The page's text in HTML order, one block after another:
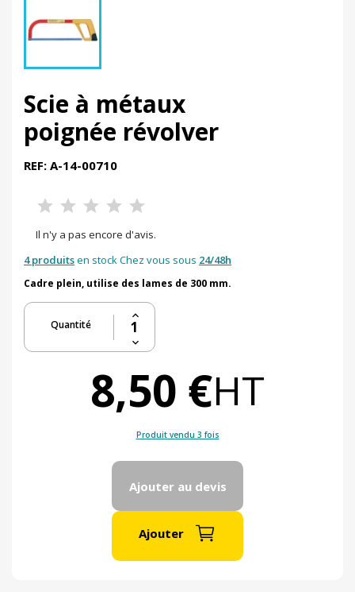
Scie à métaux
poignée révolver
REF: A-14-00710
Il n'y a pas encore d'avis.
4 produitsen stock Chez vous sous 24/48h
Cadre plein, utilise des lames de 300 mm.
Quantité
8,50 €HT
Produit vendu 3 fois
Ajouter au devis
Ajouter